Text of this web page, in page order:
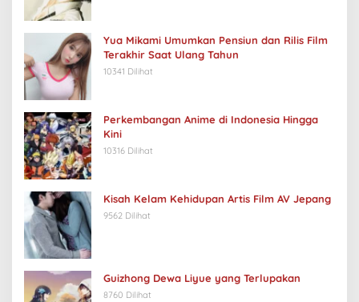
Yua Mikami Umumkan Pensiun dan Rilis Film
Terakhir Saat Ulang Tahun
10341 Dilihat
Perkembangan Anime di Indonesia Hingga
Kini
10316 Dilihat
Kisah Kelam Kehidupan Artis Film AV Jepang
9562 Dilihat
Guizhong Dewa Liyue yang Terlupakan
8760 Dilihat